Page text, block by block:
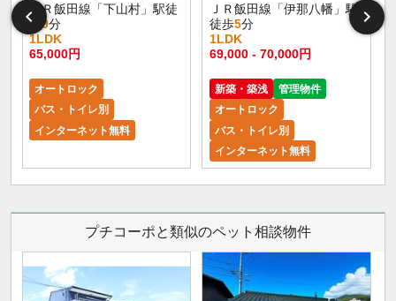
ＪＲ飯田線「下山村」駅徒
歩
9分
1LDK
65,000円
オートロック
バス・トイレ別
インターネット無料
ＪＲ飯田線「伊那八幡」駅
徒歩5分
1LDK
69,000 - 70,000円
新築・築浅
管理物件
オートロック
バス・トイレ別
インターネット無料
プチコーポと類似のペット相談物件